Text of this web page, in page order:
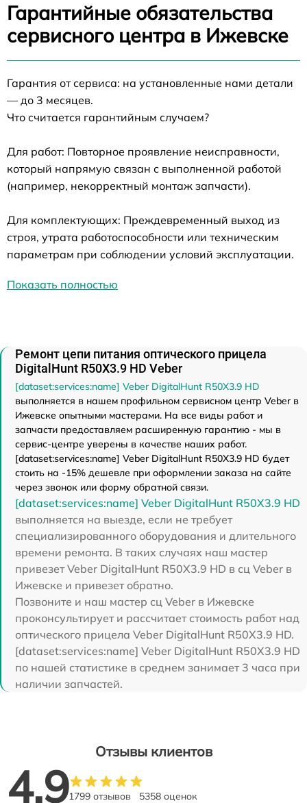
Гарантийные обязательства
сервисного центра в Ижевске
Гарантия от сервиса: на установленные нами детали
— до 3 месяцев.
Что считается гарантийным случаем?
Для работ: Повторное проявление неисправности,
который напрямую связан с выполненной работой
(например, некорректный монтаж запчасти).
Для комплектующих: Преждевременный выход из
строя, утрата работоспособности или техническим
параметрам при соблюдении условий эксплуатации.
Показать полностью
Ремонт цепи питания оптического прицела
DigitalHunt R50X3.9 HD Veber
[dataset:services:name] Veber DigitalHunt R50X3.9 HD
выполняется в нашем профильном сервисном центр Veber в
Ижевске опытными мастерами. На все виды работ и
запчасти предоставляем расширенную гарантию - мы в
сервис-центре уверены в качестве наших работ.
[dataset:services:name] Veber DigitalHunt R50X3.9 HD будет
стоить на -15% дешевле при оформлении заказа на сайте
через звонок или форму обратной связи.
[dataset:services:name] Veber DigitalHunt R50X3.9 HD
выполняется на выезде, если не требует
специализированного оборудования и длительного
времени ремонта. В таких случаях наш мастер
привезет Veber DigitalHunt R50X3.9 HD в сц Veber в
Ижевске и привезет обратно.
Позвоните и наш мастер сц Veber в Ижевске
проконсультирует и рассчитает стоимость работ над
оптического прицела Veber DigitalHunt R50X3.9 HD.
[dataset:services:name] Veber DigitalHunt R50X3.9 HD
по нашей статистике в среднем занимает 3 часа при
наличии запчастей.
Отзывы клиентов
4.91799 отзывов 5358 оценок